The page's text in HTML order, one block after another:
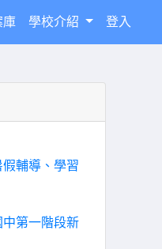
庫 學校介紹 登入
輔導、學習
第一階段新